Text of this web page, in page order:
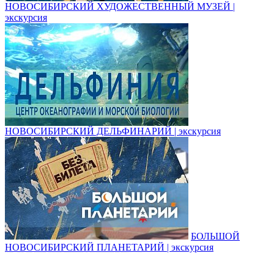
НОВОСИБИРСКИЙ ХУДОЖЕСТВЕННЫЙ МУЗЕЙ |
экскурсия
НОВОСИБИРСКИЙ ДЕЛЬФИНАРИЙ | экскурсия
БОЛЬШОЙ
НОВОСИБИРСКИЙ ПЛАНЕТАРИЙ | экскурсия